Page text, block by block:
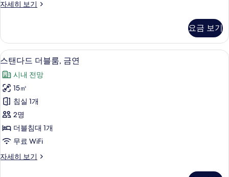
두
보
기
자세히 보기
Moderate
Smoking
자
세
보
기
요금 보기
스
탠
다
드
더
블
룸,
연
스탠다드 더블룸, 금연 | 책상, 암막 커
9
스탠다드 더블룸, 금연
시내 전망
15㎡
침실 1개
2명
더블침대 1개
무료 WiFi
자세히 보기
스